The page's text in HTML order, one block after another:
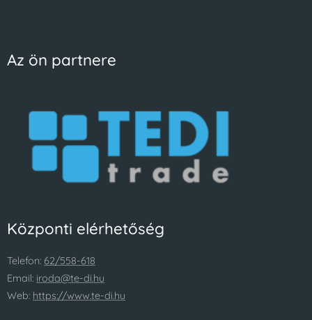
Az ön partnere
Központi elérhetőség
Telefon: 62/558-618
Email: iroda@te-di.hu
Web: https://www.te-di.hu